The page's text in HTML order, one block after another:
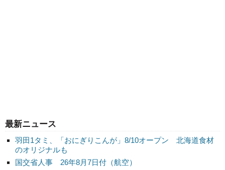
最新ニュース
羽田1タミ、「おにぎりこんが」8/10オープン 北海道食材
のオリジナルも
国交省人事 26年8月7日付（航空）